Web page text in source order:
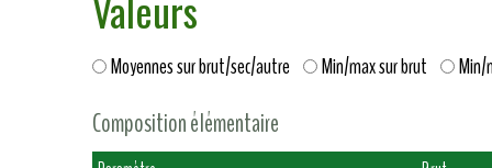
Moyennes sur brut/sec/autre Min/max sur brut
Composition élémentaire